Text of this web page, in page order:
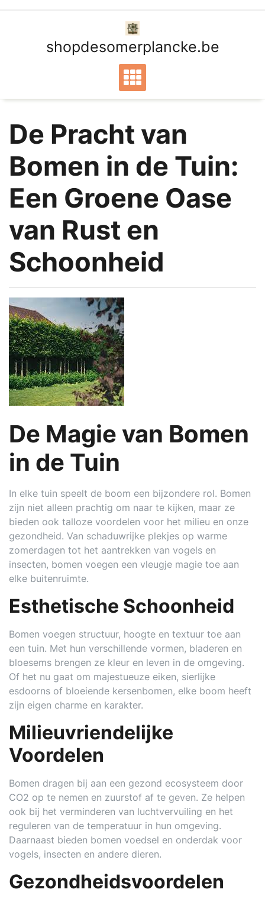
shopdesomerplancke.be
De Pracht van
Bomen in de Tuin:
Een Groene Oase
van Rust en
Schoonheid
De Magie van Bomen
in de Tuin
In elke tuin speelt de boom een bijzondere rol. Bomen
zijn niet alleen prachtig om naar te kijken, maar ze
bieden ook talloze voordelen voor het milieu en onze
gezondheid. Van schaduwrijke plekjes op warme
zomerdagen tot het aantrekken van vogels en
insecten, bomen voegen een vleugje magie toe aan
elke buitenruimte.
Esthetische Schoonheid
Bomen voegen structuur, hoogte en textuur toe aan
een tuin. Met hun verschillende vormen, bladeren en
bloesems brengen ze kleur en leven in de omgeving.
Of het nu gaat om majestueuze eiken, sierlijke
esdoorns of bloeiende kersenbomen, elke boom heeft
zijn eigen charme en karakter.
Milieuvriendelijke
Voordelen
Bomen dragen bij aan een gezond ecosysteem door
CO2 op te nemen en zuurstof af te geven. Ze helpen
ook bij het verminderen van luchtvervuiling en het
reguleren van de temperatuur in hun omgeving.
Daarnaast bieden bomen voedsel en onderdak voor
vogels, insecten en andere dieren.
Gezondheidsvoordelen